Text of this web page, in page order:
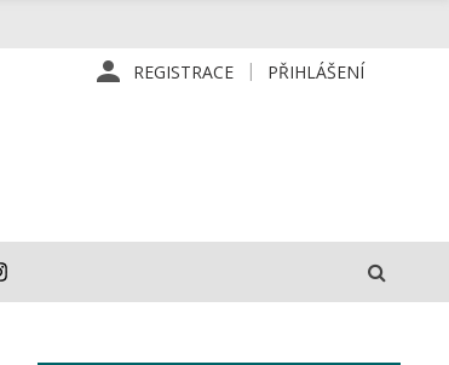
REGISTRACE PŘIHLÁŠENÍ